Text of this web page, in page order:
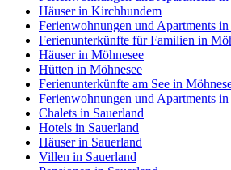
Häuser in Kirchhundem
Ferienwohnungen und Apartments
Ferienunterkünfte für Familien in
Häuser in Möhnesee
Hütten in Möhnesee
Ferienunterkünfte am See in
Ferienwohnungen und Apartments in
Chalets in Sauerland
Hotels in Sauerland
Häuser in Sauerland
Villen in Sauerland